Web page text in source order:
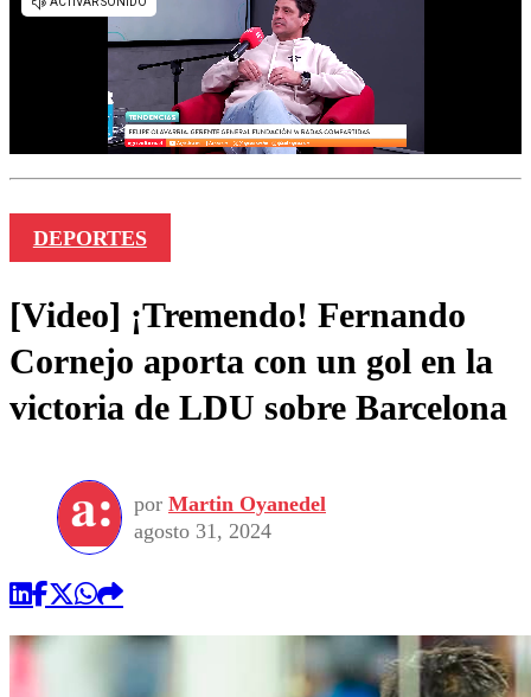
DEPORTES
[Video] ¡Tremendo! Fernando
Cornejo aporta con un gol en la
victoria de LDU sobre Barcelona
por Martin Oyanedel
agosto 31, 2024